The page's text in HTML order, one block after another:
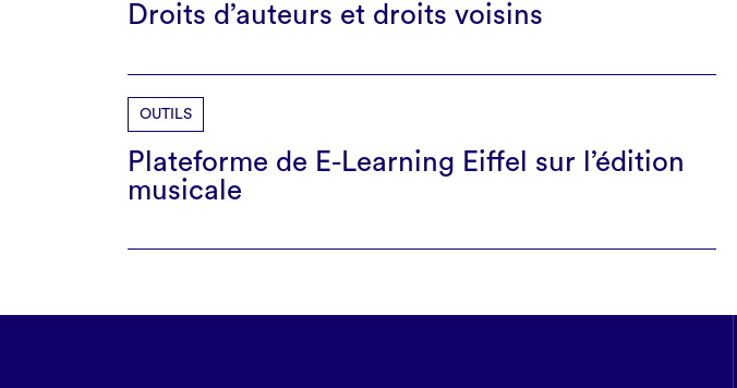
Droits d’auteurs et droits voisins
OUTILS
Plateforme de E-Learning Eiffel sur l’édition
musicale